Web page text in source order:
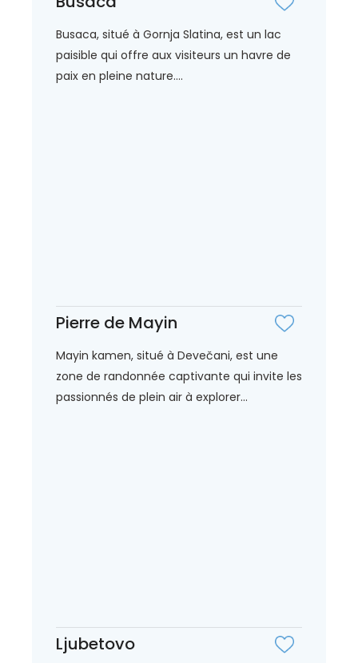
Busaca, situé à Gornja Slatina, est un lac
paisible qui offre aux visiteurs un havre de
paix en pleine nature....
Pierre de Mayin
Mayin kamen, situé à Devečani, est une
zone de randonnée captivante qui invite les
passionnés de plein air à explorer...
Ljubetovo